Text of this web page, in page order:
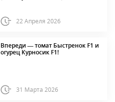
22 Апреля 2026
Впереди — томат Быстренок F1 и
огурец Курносик F1!
31 Марта 2026